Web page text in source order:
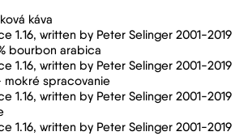
káva
1.16, written by Peter Selinger 2001-2019
bourbon arabica
1.16, written by Peter Selinger 2001-2019
mokré spracovanie
1.16, written by Peter Selinger 2001-2019
1.16, written by Peter Selinger 2001-2019